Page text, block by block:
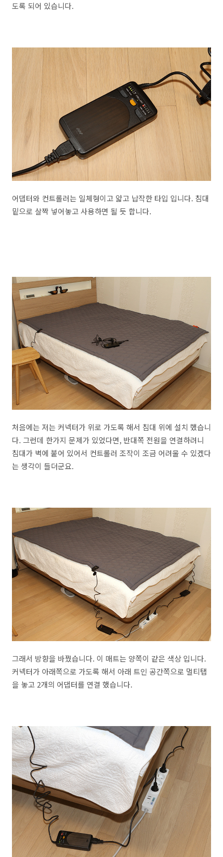
도록 되어 있습니다.
어댑터와 컨트롤러는 일체형이고 얇고 납작한 타입 입니다. 침대
밑으로 살짝 넣어놓고 사용하면 될 듯 합니다.
처음에는 저는 커넥터가 위로 가도록 해서 침대 위에 설치 했습니
다. 그런데 한가지 문제가 있었다면, 반대쪽 전원을 연결하려니
침대가 벽에 붙어 있어서 컨트롤러 조작이 조금 어려울 수 있겠다
는 생각이 들더군요.
그래서 방향을 바꿨습니다. 이 매트는 양쪽이 같은 색상 입니다.
커넥터가 아래쪽으로 가도록 해서 아래 트인 공간쪽으로 멀티탭
을 놓고 2개의 어댑터를 연결 했습니다.